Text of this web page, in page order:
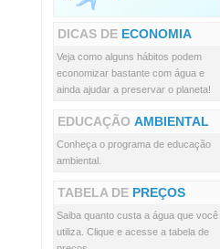
DICAS DE ECONOMIA
Veja como alguns hábitos podem
economizar bastante com água e
ainda ajudar a preservar o planeta!
EDUCAÇÃO AMBIENTAL
Conheça o programa de educação
ambiental.
TABELA DE PREÇOS
Saiba quanto custa a água que você
utiliza. Clique e acesse a tabela de